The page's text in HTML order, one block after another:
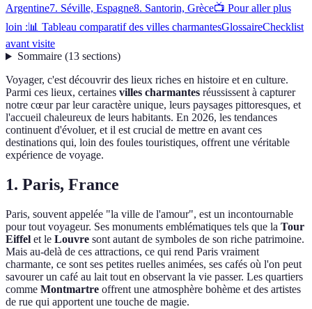
Argentine7. Séville, Espagne8. Santorin, Grèce📺 Pour aller plus
loin :📊 Tableau comparatif des villes charmantesGlossaireChecklist
avant visite
Sommaire(13 sections)
Voyager, c'est découvrir des lieux riches en histoire et en culture.
Parmi ces lieux, certaines villes charmantes réussissent à capturer
notre cœur par leur caractère unique, leurs paysages pittoresques, et
l'accueil chaleureux de leurs habitants. En 2026, les tendances
continuent d'évoluer, et il est crucial de mettre en avant ces
destinations qui, loin des foules touristiques, offrent une véritable
expérience de voyage.
1. Paris, France
Paris, souvent appelée "la ville de l'amour", est un incontournable
pour tout voyageur. Ses monuments emblématiques tels que la Tour
Eiffel et le Louvre sont autant de symboles de son riche patrimoine.
Mais au-delà de ces attractions, ce qui rend Paris vraiment
charmante, ce sont ses petites ruelles animées, ses cafés où l'on peut
savourer un café au lait tout en observant la vie passer. Les quartiers
comme Montmartre offrent une atmosphère bohème et des artistes
de rue qui apportent une touche de magie.